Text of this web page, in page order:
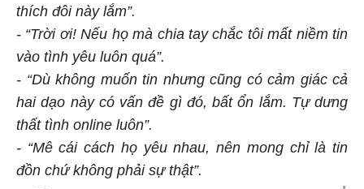
thích đôi này lắm”.
- “Trời ơi! Nếu họ mà chia tay chắc tôi mất niềm tin
vào tình yêu luôn quá”.
- “Dù không muốn tin nhưng cũng có cảm giác cả
hai dạo này có vấn đề gì đó, bất ổn lắm. Tự dưng
thất tình online luôn”.
- “Mê cái cách họ yêu nhau, nên mong chỉ là tin
đồn chứ không phải sự thật”.